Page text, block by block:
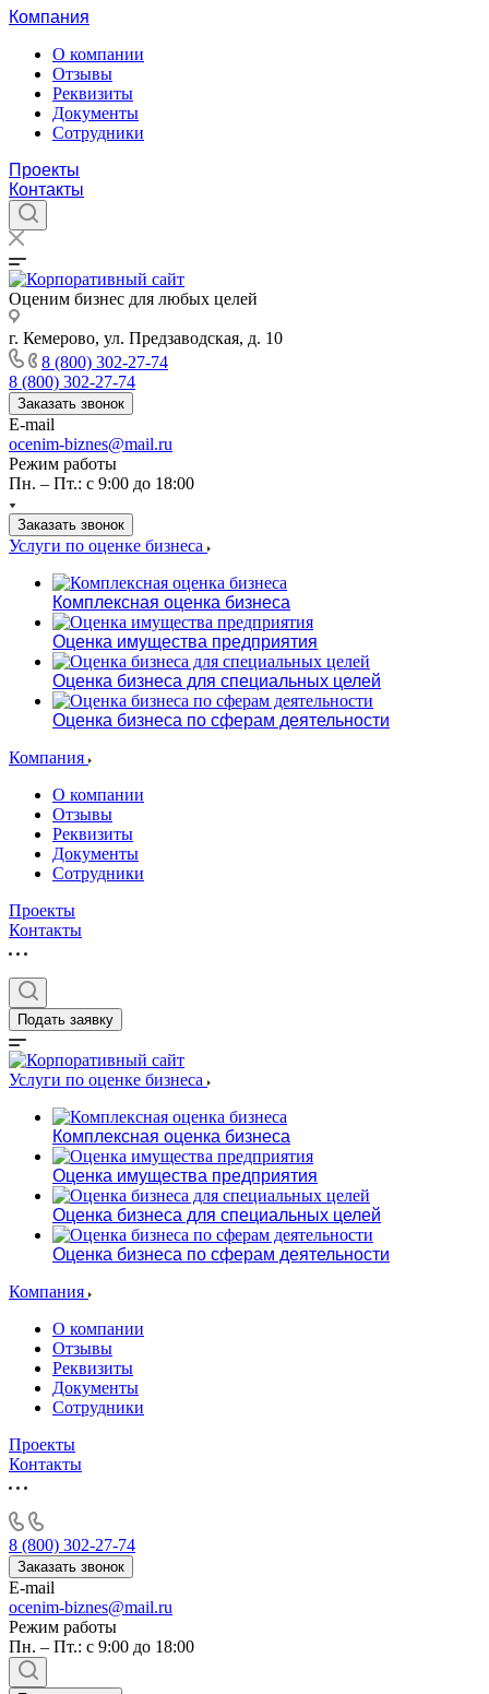
Компания
О компании
Отзывы
Реквизиты
Документы
Сотрудники
Проекты
Контакты
Оценим бизнес для любых целей
г. Кемерово, ул. Предзаводская, д. 10
8 (800) 302-27-74
8 (800) 302-27-74
Заказать звонок
E-mail
ocenim-biznes@mail.ru
Режим работы
Пн. – Пт.: с 9:00 до 18:00
Заказать звонок
Услуги по оценке бизнеса
Комплексная оценка бизнеса
Оценка имущества предприятия
Оценка бизнеса для специальных целей
Оценка бизнеса по сферам деятельности
Компания
О компании
Отзывы
Реквизиты
Документы
Сотрудники
Проекты
Контакты
Подать заявку
Услуги по оценке бизнеса
Комплексная оценка бизнеса
Оценка имущества предприятия
Оценка бизнеса для специальных целей
Оценка бизнеса по сферам деятельности
Компания
О компании
Отзывы
Реквизиты
Документы
Сотрудники
Проекты
Контакты
8 (800) 302-27-74
Заказать звонок
E-mail
ocenim-biznes@mail.ru
Режим работы
Пн. – Пт.: с 9:00 до 18:00